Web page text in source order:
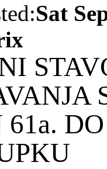
Sat
61a.